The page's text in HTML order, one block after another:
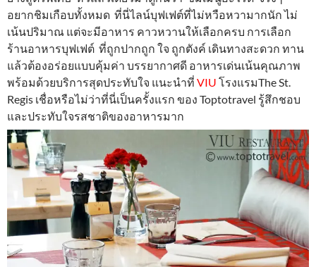
อยากชิมเกือบทั้งหมด ที่นี่ไลน์บุฟเฟต์ที่ไม่หวือหวามากนัก ไม่
เน้นปริมาณ แต่จะมีอาหาร คาวหวานให้เลือกครบ การเลือก
ร้านอาหารบุฟเฟต์ ที่ถูกปากถูก ใจ ถูกตังค์ เดินทางสะดวก ทาน
แล้วต้องอร่อยแบบคุ้มค่า บรรยากาศดี อาหารเด่นเน้นคุณภาพ
พร้อมด้วยบริการสุดประทับใจ แนะนำที่ VIU โรงแรมThe St.
Regis เชื่อหรือไม่ว่าที่นี่เป็นครั้งแรก ของ Toptotravel รู้สึกชอบ
และประทับใจรสชาติของอาหารมาก